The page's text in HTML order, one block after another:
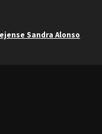
Sandra Alonso